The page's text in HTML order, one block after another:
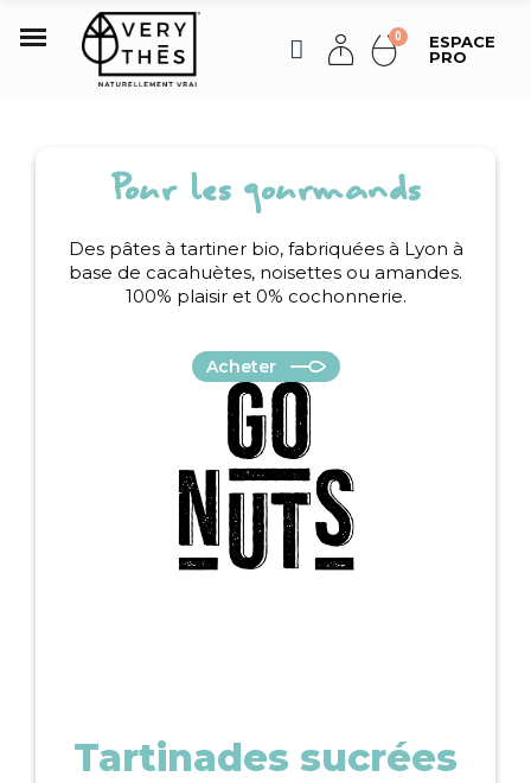
ESPACE
PRO
Pour les gourmands
Des pâtes à tartiner bio, fabriquées à Lyon à
base de cacahuètes, noisettes ou amandes.
100% plaisir et 0% cochonnerie.
Acheter
Tartinades sucrées